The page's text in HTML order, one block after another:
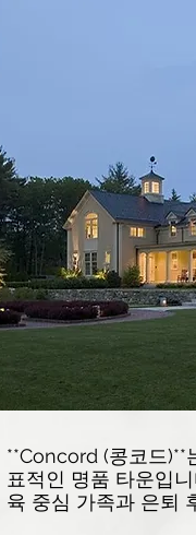
**Concord (콩코드
표적인 명품 타운입
육 중심 가족과 은퇴